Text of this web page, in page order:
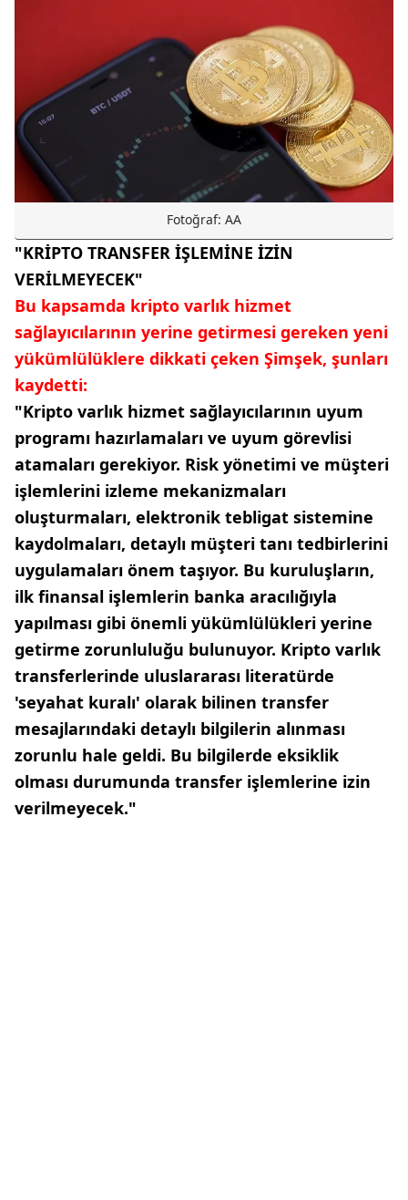
Fotoğraf: AA
"KRİPTO TRANSFER İŞLEMİNE İZİN
VERİLMEYECEK"
Bu kapsamda kripto varlık hizmet
sağlayıcılarının yerine getirmesi gereken yeni
yükümlülüklere dikkati çeken Şimşek, şunları
kaydetti:
"Kripto varlık hizmet sağlayıcılarının uyum
programı hazırlamaları ve uyum görevlisi
atamaları gerekiyor. Risk yönetimi ve müşteri
işlemlerini izleme mekanizmaları
oluşturmaları, elektronik tebligat sistemine
kaydolmaları, detaylı müşteri tanı tedbirlerini
uygulamaları önem taşıyor. Bu kuruluşların,
ilk finansal işlemlerin banka aracılığıyla
yapılması gibi önemli yükümlülükleri yerine
getirme zorunluluğu bulunuyor. Kripto varlık
transferlerinde uluslararası literatürde
'seyahat kuralı' olarak bilinen transfer
mesajlarındaki detaylı bilgilerin alınması
zorunlu hale geldi. Bu bilgilerde eksiklik
olması durumunda transfer işlemlerine izin
verilmeyecek."